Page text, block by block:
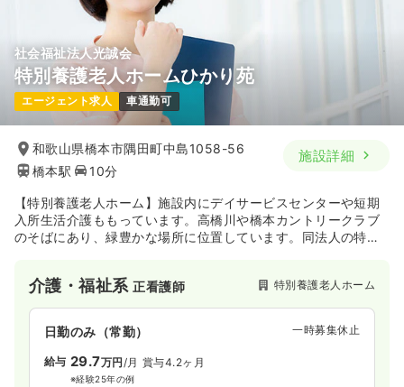
社会福祉法人光誠会
特別養護老人ホームひかり苑
エージェント求人 車通勤可
和歌山県橋本市隅田町中島1058-56
橋本駅
10分
施設詳細
【特別養護老人ホーム】施設内にデイサービスセンターや短期
入所生活介護ももっています。高橋川や橋本カントリークラブ
のそばにあり、緑豊かな場所に位置しています。同法人の特別
介護・福祉系正看護師 特別養護老人ホーム
日勤のみ（常勤） 一時募集休止
給与 29.7万円 /月 賞与4.2ヶ月
※経験25年の例